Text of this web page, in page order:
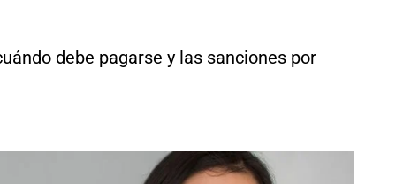
debe pagarse y las sanciones por